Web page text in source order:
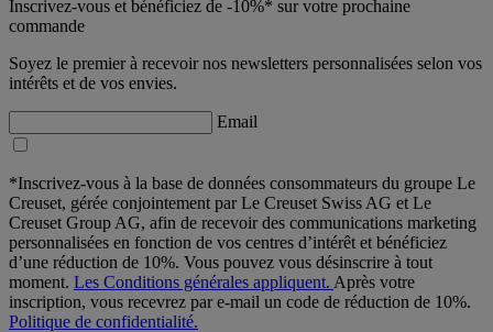
Inscrivez-vous et bénéficiez de -10%* sur votre prochaine
commande
Soyez le premier à recevoir nos newsletters personnalisées selon vos
intérêts et de vos envies.
Email
*Inscrivez-vous à la base de données consommateurs du groupe Le
Creuset, gérée conjointement par Le Creuset Swiss AG et Le
Creuset Group AG, afin de recevoir des communications marketing
personnalisées en fonction de vos centres d’intérêt et bénéficiez
d’une réduction de 10%. Vous pouvez vous désinscrire à tout
moment. Les Conditions générales appliquent. Après votre
inscription, vous recevrez par e-mail un code de réduction de 10%.
Politique de confidentialité.